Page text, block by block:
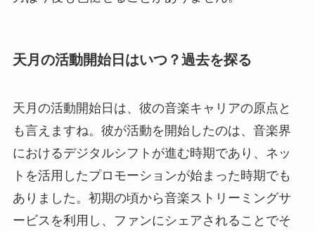
天月の活動開始日はいつ？過去を探る
天月の活動開始日は、彼の音楽キャリアの原点と
も言えますね。彼が活動を開始したのは、音楽界
におけるデジタルシフトが進む時期であり、ネッ
トを活用したプロモーションが始まった時期でも
ありました。初期の頃から音楽ストリーミングサ
ービスを利用し、ファンにシェアされることでそ